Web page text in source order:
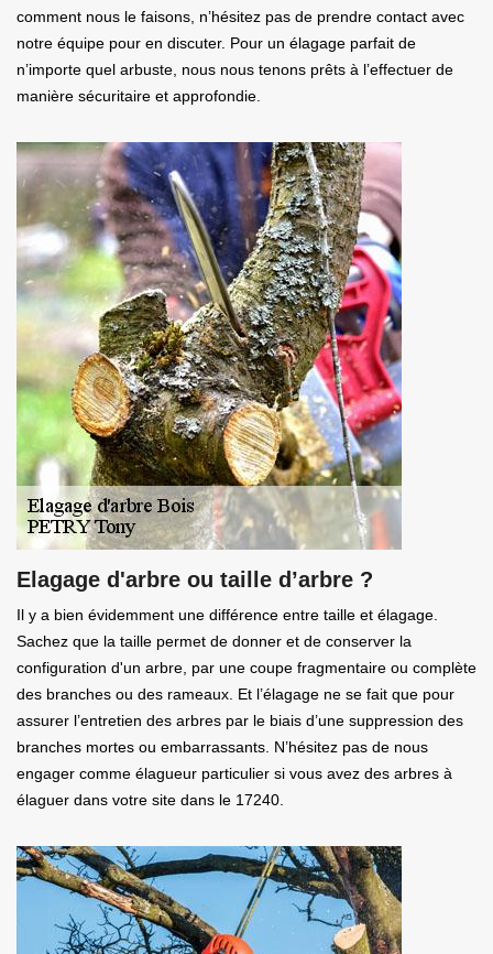
comment nous le faisons, n’hésitez pas de prendre contact avec
notre équipe pour en discuter. Pour un élagage parfait de
n’importe quel arbuste, nous nous tenons prêts à l’effectuer de
manière sécuritaire et approfondie.
Elagage d'arbre ou taille d’arbre ?
Il y a bien évidemment une différence entre taille et élagage.
Sachez que la taille permet de donner et de conserver la
configuration d'un arbre, par une coupe fragmentaire ou complète
des branches ou des rameaux. Et l’élagage ne se fait que pour
assurer l’entretien des arbres par le biais d’une suppression des
branches mortes ou embarrassants. N’hésitez pas de nous
engager comme élagueur particulier si vous avez des arbres à
élaguer dans votre site dans le 17240.